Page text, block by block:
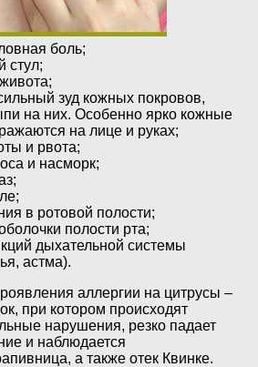
боль;
стул;
зуд кожных покровов,
на них. Особенно ярко кожные
на лице и руках;
и рвота;
и насморк;
в ротовой полости;
полости рта;
дыхательной системы
астма).
аллергии на цитрусы –
при котором происходят
нарушения, резко падает
и наблюдается
а также отек Квинке.